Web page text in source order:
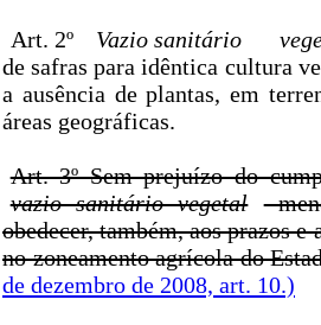
Art. 2º Vazio sanitário
de safras para idêntica cultura
a ausência de plantas, em
áreas geográficas.
Art. 3º Sem prejuízo do
vazio sanitário vegetal
obedecer, também, aos prazos
no zoneamento agrícola do
de dezembro de 2008, art. 10.)